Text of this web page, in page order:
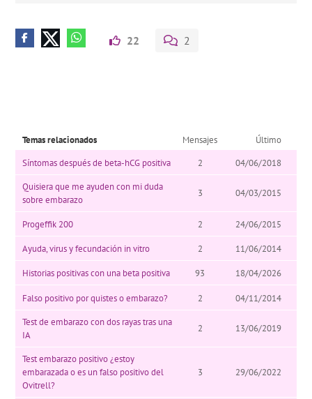
22 2
Temas relacionados Mensajes
Último
Síntomas después de beta-hCG positiva
2
04/06/2018
Quisiera que me ayuden con mi duda
sobre embarazo
3 04/03/2015
Progeffik 200 2 24/06/2015
Ayuda, virus y fecundación in vitro 2 11/06/2014
Historias positivas con una beta positiva 93 18/04/2026
Falso positivo por quistes o embarazo? 2
04/11/2014
Test de embarazo con dos rayas tras una
IA
2 13/06/2019
Test embarazo positivo ¿estoy
embarazada o es un falso positivo del
Ovitrell?
3 29/06/2022